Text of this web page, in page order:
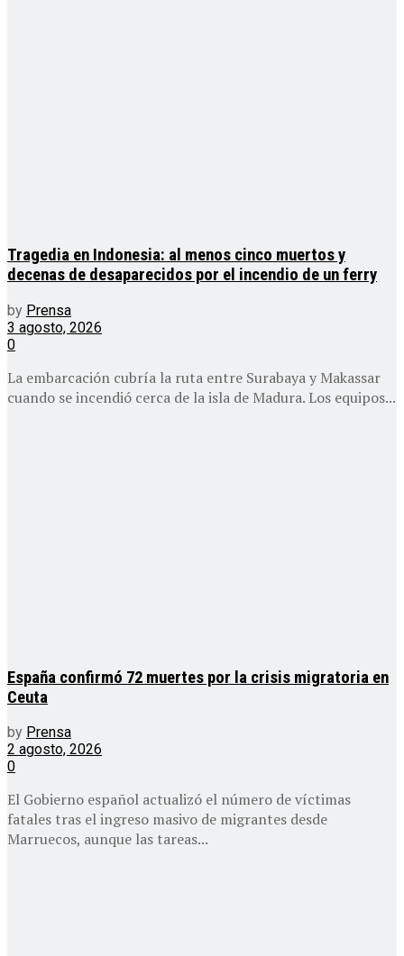
Tragedia en Indonesia: al menos cinco muertos y
decenas de desaparecidos por el incendio de un ferry
by Prensa
3 agosto, 2026
0
La embarcación cubría la ruta entre Surabaya y Makassar
cuando se incendió cerca de la isla de Madura. Los equipos...
España confirmó 72 muertes por la crisis migratoria en
Ceuta
by Prensa
2 agosto, 2026
0
El Gobierno español actualizó el número de víctimas
fatales tras el ingreso masivo de migrantes desde
Marruecos, aunque las tareas...